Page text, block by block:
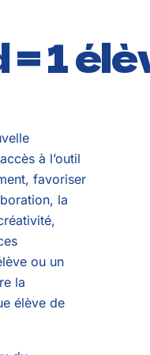
1
à l’outil
favoriser
la
ou un
la
élève de